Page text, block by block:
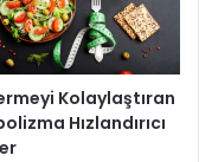
Kolaylaştıran
Hızlandırıcı